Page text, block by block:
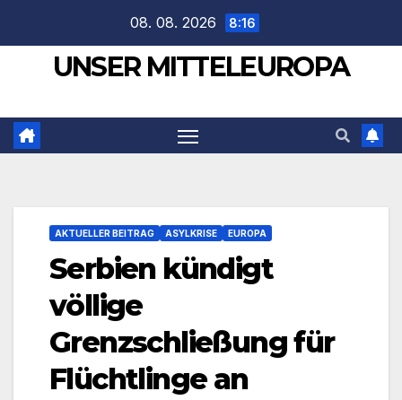
springen
08. 08. 2026 8:16
UNSER MITTELEUROPA
AKTUELLER BEITRAG ASYLKRISE EUROPA
Serbien kündigt
völlige
Grenzschließung für
Flüchtlinge an